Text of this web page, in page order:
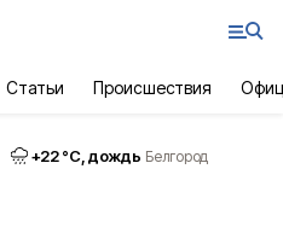
Статьи Происшествия
+22°С, дождь Белгород